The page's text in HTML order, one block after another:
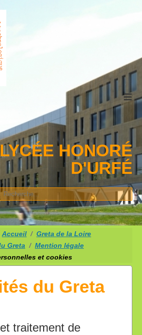
≡
LYCÉE HONORÉ
D'URFÉ
Accueil
Greta de la Loire
Greta
Mention légale
et cookies
du Greta
traitement de